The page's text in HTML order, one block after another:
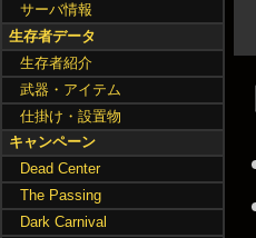
サーバ情報
生存者データ
生存者紹介
武器・アイテム
仕掛け・設置物
キャンペーン
Dead Center
The Passing
Dark Carnival